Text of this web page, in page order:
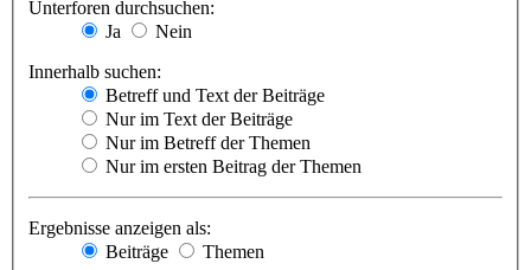
Unterforen durchsuchen:
Ja
Nein
Innerhalb suchen:
Betreff und Text der Beiträge
Nur im Text der Beiträge
Nur im Betreff der Themen
Nur im ersten Beitrag der Themen
Ergebnisse anzeigen als:
Beiträge
Themen